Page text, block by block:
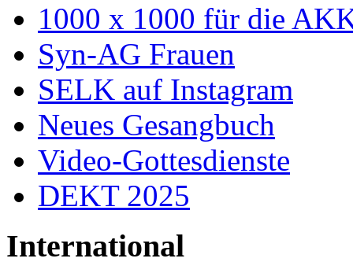
1000 x 1000 für die
Syn-AG Frauen
SELK auf Instagram
Neues Gesangbuch
Video-Gottesdienste
DEKT 2025
International